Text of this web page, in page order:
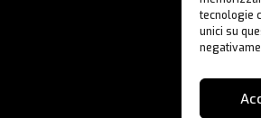
tecnologie
unici su